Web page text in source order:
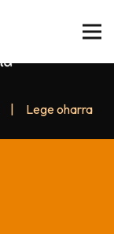
Lege oharra